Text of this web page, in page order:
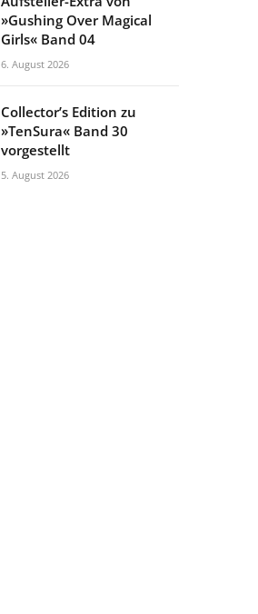
»Gushing Over Magical
Girls« Band 04
6. August 2026
Collector’s Edition zu
»TenSura« Band 30
vorgestellt
5. August 2026